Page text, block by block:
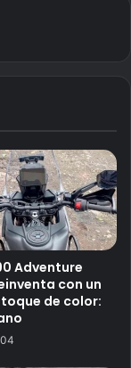
Adventure
con un
de color: